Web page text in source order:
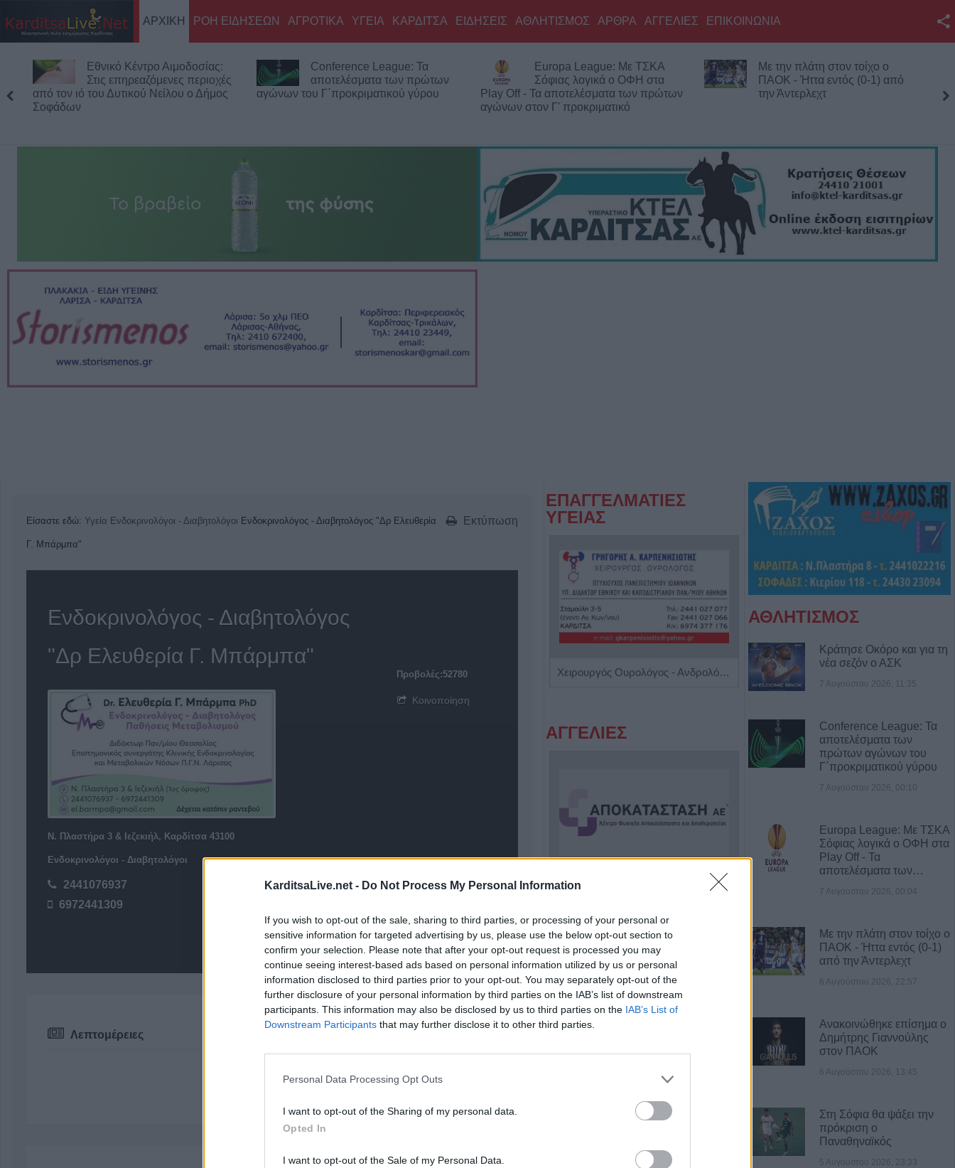
KarditsaLive.net - Do Not Process My Personal Information
If you wish to opt-out of the sale, sharing to third parties, or processing of your personal or
sensitive information for targeted advertising by us, please use the below opt-out section to
confirm your selection. Please note that after your opt-out request is processed you may
continue seeing interest-based ads based on personal information utilized by us or personal
information disclosed to third parties prior to your opt-out. You may separately opt-out of the
further disclosure of your personal information by third parties on the IAB’s list of downstream
participants. This information may also be disclosed by us to third parties on the IAB’s List of
Downstream Participants that may further disclose it to other third parties.
Personal Data Processing Opt Outs
I want to opt-out of the Sharing of my personal data.
Opted In
I want to opt-out of the Sale of my Personal Data.
Twitter
Επικοινωνία με το
ΑΡΧΙΚΗ ΡΟΗ ΕΙΔΗΣΕΩΝ ΑΓΡΟΤΙΚΑ ΥΓΕΙΑ ΚΑΡΔΙΤΣΑ ΕΙΔΗΣΕΙΣ ΑΘΛΗΤΙΣΜΟΣ ΑΡΘΡΑ ΑΓΓΕΛΙΕΣ ΕΠΙΚΟΙΝΩΝΙΑ
Κέντρο Αιμοδοσίας:
επηρεαζόμενες περιοχές
Δυτικού Νείλου ο Δήμος
Conference League: Τα
αποτελέσματα των πρώτων
αγώνων του Γ΄προκριματικού γύρου
Europa League: Με ΤΣΚΑ
Σόφιας λογικά ο ΟΦΗ στα
Play Off - Τα αποτελέσματα των πρώτων
αγώνων στον Γ' προκριματικό
Με την πλάτη στον τοίχο ο
ΠΑΟΚ - Ήττα εντός (0-1) από
την Άντερλεχτ
Καρδίτσας,
Εκτύπωση
Είσαστε εδώ: Υγεία Ενδοκρινολόγοι - Διαβητολόγοι Ενδοκρινολόγος - Διαβητολόγος "Δρ Ελευθερία
Γ. Μπάρμπα"
Ενδοκρινολόγος - Διαβητολόγος
"Δρ Ελευθερία Γ. Μπάρμπα"
Ν. Πλαστήρα 3 & Ιεζεκιήλ, Καρδίτσα 43100
Ενδοκρινολόγοι - Διαβητολόγοι
2441076937
6972441309
Προβολές:52780
Κοινοποίηση
Λεπτομέρειες
Ν. Πλαστήρα 3 &
ΕΠΑΓΓΕΛΜΑΤΙΕΣ
ΥΓΕΙΑΣ
Χειρουργός Ουρολόγος - Ανδρολόγος "Γρηγόρης Α. Καρπενησιώτης"
ΑΓΓΕΛΙΕΣ
Πωλείται μονοκατοικία τριών επιπέδων στο καταπράσινο Πευκόφυτο Καρδίτσας Η Αποκατάσταση Α.Ε. αναζητά για εργασία Νοσηλευτές και Βοηθούς Νοσηλευτές
ΤΕΛΕΥΤΑΙΑ ΝΕΑ
Το Σάββατο 8 Αυγούστου η κηδεία
7 Αυγούστου 2026, 13:14
ΑΘΛΗΤΙΣΜΟΣ
Κράτησε Οκόρο και για τη
νέα σεζόν ο ΑΣΚ
7 Αυγούστου 2026, 11:35
Conference League: Τα
αποτελέσματα των
πρώτων αγώνων του
Γ΄προκριματικού γύρου
7 Αυγούστου 2026, 00:10
Europa League: Με ΤΣΚΑ
Σόφιας λογικά ο ΟΦΗ στα
Play Off - Τα
αποτελέσματα των…
7 Αυγούστου 2026, 00:04
Με την πλάτη στον τοίχο ο
ΠΑΟΚ - Ήττα εντός (0-1)
από την Άντερλεχτ
6 Αυγούστου 2026, 22:57
Ανακοινώθηκε επίσημα ο
Δημήτρης Γιαννούλης
στον ΠΑΟΚ
6 Αυγούστου 2026, 13:45
Στη Σόφια θα ψάξει την
πρόκριση ο
Παναθηναϊκός
5 Αυγούστου 2026, 23:33